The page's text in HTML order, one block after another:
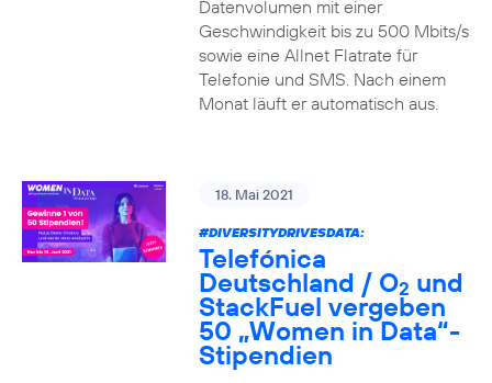
Datenvolumen mit einer
Geschwindigkeit bis zu 500 Mbits/s
sowie eine Allnet Flatrate für
Telefonie und SMS. Nach einem
Monat läuft er automatisch aus.
18. Mai 2021
#DIVERSITYDRIVESDATA:
Telefónica
Deutschland / O2 und
StackFuel vergeben
50 „Women in Data“-
Stipendien